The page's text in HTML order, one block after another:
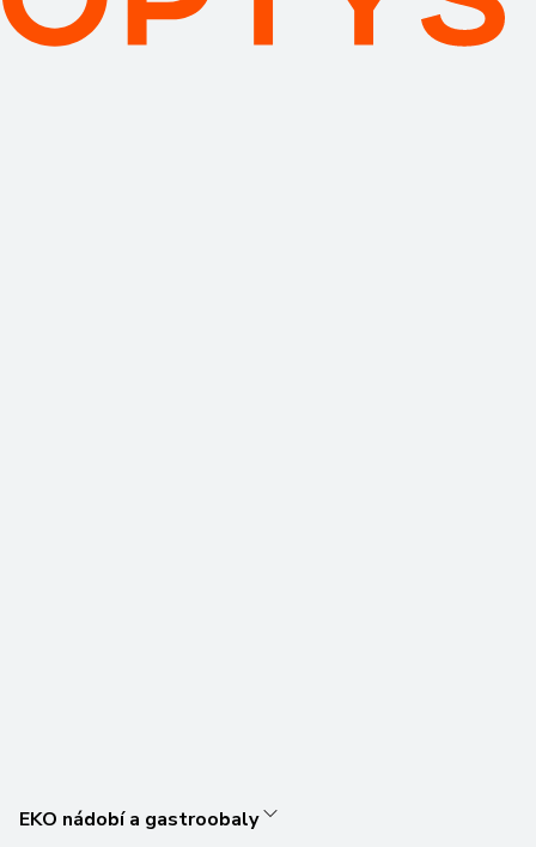
EKO nádobí a gastroobaly